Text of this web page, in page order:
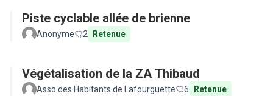
Piste cyclable allée de brienne
Anonyme 2 Retenue
Végétalisation de la ZA Thibaud
Asso des Habitants de Lafourguette 6 Retenue